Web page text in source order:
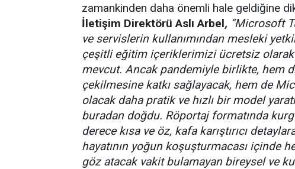
zamankinden daha önemli hale geldiğine
İletişim Direktörü Aslı Arbel, “Microsoft
ve servislerin kullanımından mesleki
çeşitli eğitim içeriklerimizi ücretsiz olarak
mevcut. Ancak pandemiyle birlikte, hem
çekilmesine katkı sağlayacak, hem de
olacak daha pratik ve hızlı bir model
buradan doğdu. Röportaj formatında
derece kısa ve öz, kafa karıştırıcı
hayatının yoğun koşuşturmacası içinde
göz atacak vakit bulamayan bireysel ve